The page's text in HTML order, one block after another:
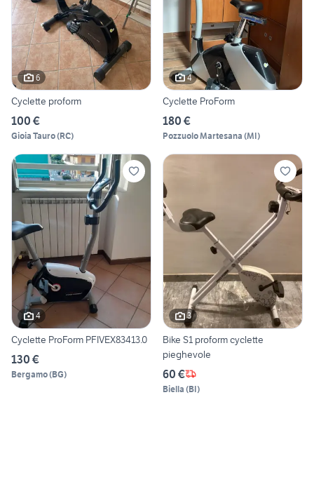
6
Cyclette proform
100 €
Gioia Tauro(RC)
4
Cyclette ProForm
180 €
Pozzuolo Martesana (MI)
4
Cyclette ProForm PFIVEX83413.0
130 €
Bergamo(BG)
3
Bike S1 proform cyclette
pieghevole
60 €
Biella (BI)